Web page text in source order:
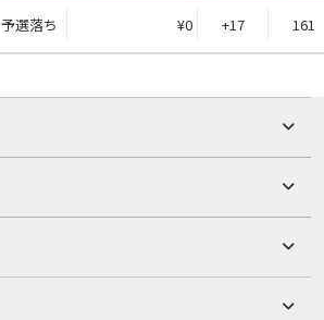
予選落ち ¥0 +17 161